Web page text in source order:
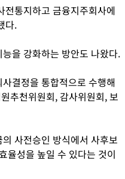
전통지하고 금융지주회사에
다.
을 강화하는 방안도 나왔다.
결정을 통합적으로 수행해
추천위원회, 감사위원회, 보
사전승인 방식에서 사후보
율성을 높일 수 있다는 것이